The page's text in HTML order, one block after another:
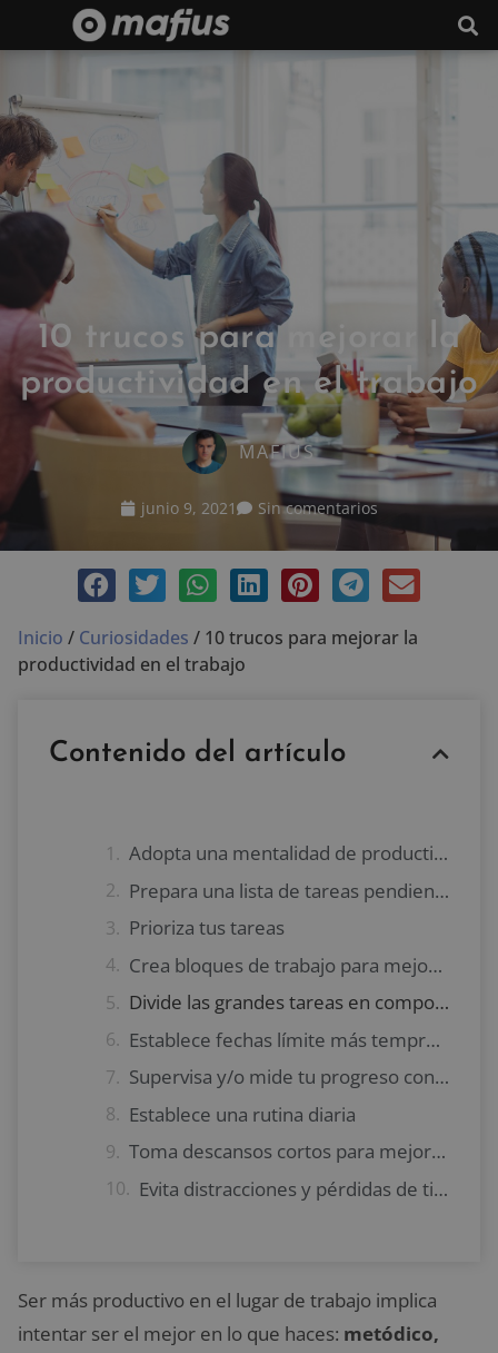
10 trucos para mejorar la
productividad en el trabajo
MAFIUS
junio 9, 2021 Sin comentarios
Inicio / Curiosidades / 10 trucos para mejorar la
productividad en el trabajo
Contenido del artículo
Adopta una mentalidad de productividad
Prepara una lista de tareas pendientes
Prioriza tus tareas
Crea bloques de trabajo para mejorar la productividad en el trabajo
Divide las grandes tareas en componentes más pequeños
Establece fechas límite más tempranas para mejorar la productividad en el trabajo
Supervisa y/o mide tu progreso con regularidad
Establece una rutina diaria
Toma descansos cortos para mejorar la productividad en el trabajo
Evita distracciones y pérdidas de tiempo
Ser más productivo en el lugar de trabajo implica
intentar ser el mejor en lo que haces: metódico,